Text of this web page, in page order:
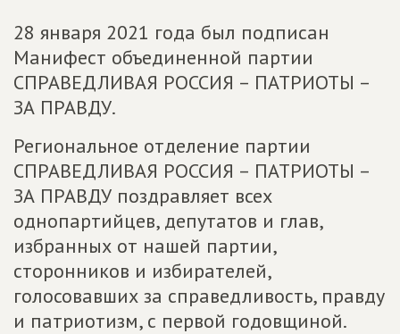
28 января 2021 года был подписан
Манифест объединенной партии
СПРАВЕДЛИВАЯ РОССИЯ – ПАТРИОТЫ –
ЗА ПРАВДУ.
Региональное отделение партии
СПРАВЕДЛИВАЯ РОССИЯ – ПАТРИОТЫ –
ЗА ПРАВДУ поздравляет всех
однопартийцев, депутатов и глав,
избранных от нашей партии,
сторонников и избирателей,
голосовавших за справедливость, правду
и патриотизм, с первой годовщиной.